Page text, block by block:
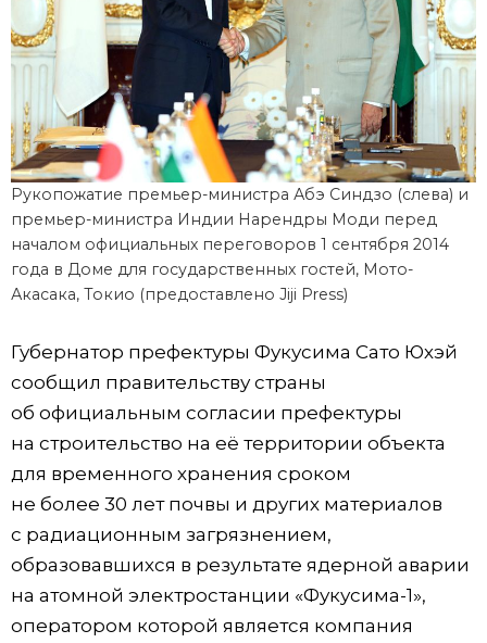
Рукопожатие премьер-министра Абэ Синдзо (слева) и
премьер-министра Индии Нарендры Моди перед
началом официальных переговоров 1 сентября 2014
года в Доме для государственных гостей, Мото-
Акасака, Токио (предоставлено Jiji Press)
Губернатор префектуры Фукусима Сато Юхэй
сообщил правительству страны
об официальным согласии префектуры
на строительство на её территории объекта
для временного хранения сроком
не более 30 лет почвы и других материалов
с радиационным загрязнением,
образовавшихся в результате ядерной аварии
на атомной электростанции «Фукусима-1»,
оператором которой является компания